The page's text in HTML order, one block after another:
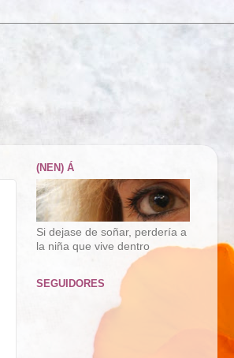
(NEN) Á
Si dejase de soñar, perdería a
la niña que vive dentro
SEGUIDORES